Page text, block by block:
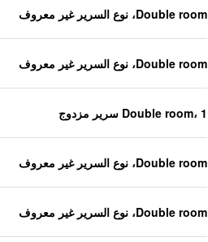
Double room، نوع السرير غير معروف
Double room، نوع السرير غير معروف
Double room، 1 سرير مزدوج
Double room، نوع السرير غير معروف
Double room، نوع السرير غير معروف